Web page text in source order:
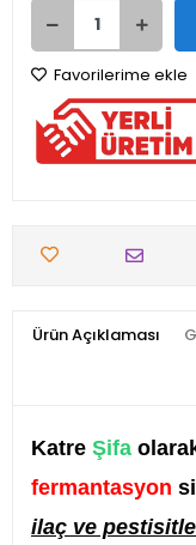
Favorilerime ekle
Ürün Açıklaması
Katre Şifa
fermantasyon
ilaç ve